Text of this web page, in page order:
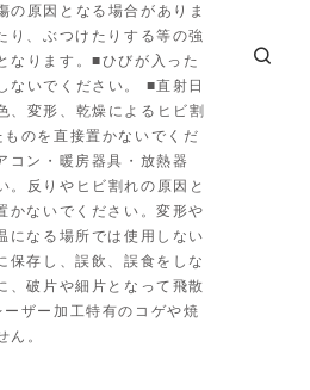
の原因となる場合がありま
り、ぶつけたりする等の強
なります。■ひびが入った
ないでください。 ■直射日
、変形、乾燥によるヒビ割
のを直接置かないでくだ
コン・暖房器具・放熱器
。反りやヒビ割れの原因と
かないでください。変形や
になる場所では使用しない
保存し、誤飲、誤食をしな
、破片や細片となって飛散
ザー加工特有のコゲや焼
ん。